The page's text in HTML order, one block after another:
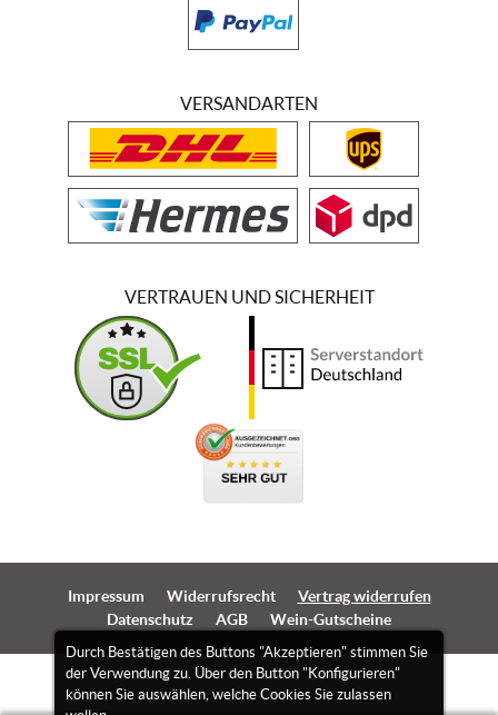
Durch Bestätigen des Buttons "Akzeptieren" stimmen Sie
der Verwendung zu. Über den Button "Konfigurieren"
können Sie auswählen, welche Cookies Sie zulassen
VERSANDARTEN
VERTRAUEN UND SICHERHEIT
Impressum Widerrufsrecht
Vertrag widerrufen
Datenschutz
AGB Wein-Gutscheine